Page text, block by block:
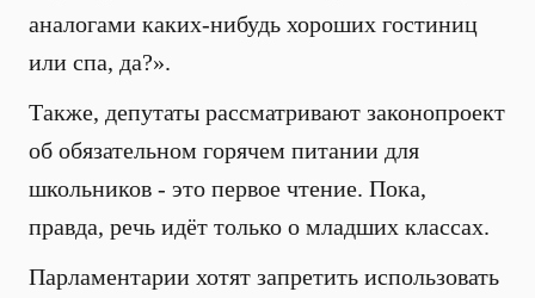
аналогами каких-нибудь хороших гостиниц
или спа, да?».
Также, депутаты рассматривают законопроект
об обязательном горячем питании для
школьников - это первое чтение. Пока,
правда, речь идёт только о младших классах.
Парламентарии хотят запретить использовать